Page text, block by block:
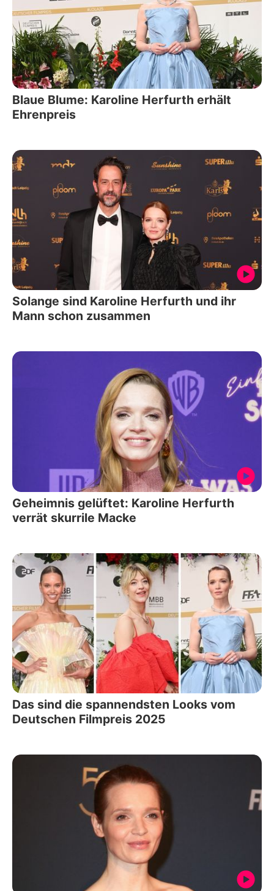
Blaue Blume: Karoline Herfurth erhält
Ehrenpreis
Solange sind Karoline Herfurth und ihr
Mann schon zusammen
Geheimnis gelüftet: Karoline Herfurth
verrät skurrile Macke
Das sind die spannendsten Looks vom
Deutschen Filmpreis 2025